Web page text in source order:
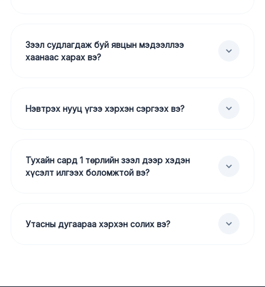
Зээл судлагдаж буй явцын мэдээллээ
хаанаас харах вэ?
Нэвтрэх нууц үгээ хэрхэн сэргээх вэ?
Тухайн сард 1 төрлийн зээл дээр хэдэн
хүсэлт илгээх боломжтой вэ?
Утасны дугаараа хэрхэн солих вэ?